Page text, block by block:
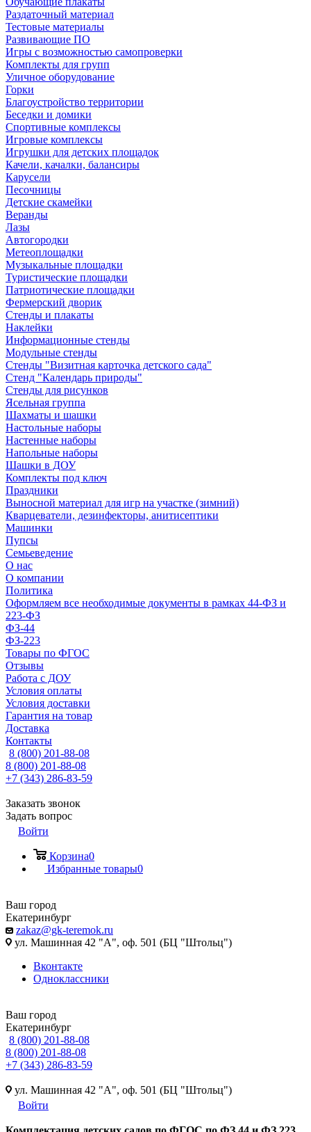
Раздаточный материал
Тестовые материалы
Развивающие ПО
Игры с возможностью самопроверки
Комплекты для групп
Уличное оборудование
Горки
Благоустройство территории
Беседки и домики
Спортивные комплексы
Игровые комплексы
Игрушки для детских площадок
Качели, качалки, балансиры
Карусели
Песочницы
Детские скамейки
Веранды
Лазы
Автогородки
Метеоплощадки
Музыкальные площадки
Туристические площадки
Патриотические площадки
Фермерский дворик
Стенды и плакаты
Наклейки
Информационные стенды
Модульные стенды
Стенды "Визитная карточка детского сада"
Стенд "Календарь природы"
Стенды для рисунков
Ясельная группа
Шахматы и шашки
Настольные наборы
Настенные наборы
Напольные наборы
Шашки в ДОУ
Комплекты под ключ
Праздники
Выносной материал для игр на участке (зимний)
Кварцеватели, дезинфекторы, анитисептики
Машинки
Пупсы
Семьеведение
О нас
О компании
Политика
Оформляем все необходимые документы в рамках 44-ФЗ и
223-ФЗ
ФЗ-44
ФЗ-223
Товары по ФГОС
Отзывы
Работа с ДОУ
Условия оплаты
Условия доставки
Гарантия на товар
Доставка
Контакты
8 (800) 201-88-08
8 (800) 201-88-08
+7 (343) 286-83-59
Заказать звонок
Задать вопрос
Войти
Корзина0
Избранные товары0
Ваш город
Екатеринбург
zakaz@gk-teremok.ru
ул. Машинная 42 "А", оф. 501 (БЦ "Штольц")
Вконтакте
Одноклассники
Ваш город
Екатеринбург
8 (800) 201-88-08
8 (800) 201-88-08
+7 (343) 286-83-59
ул. Машинная 42 "А", оф. 501 (БЦ "Штольц")
Войти